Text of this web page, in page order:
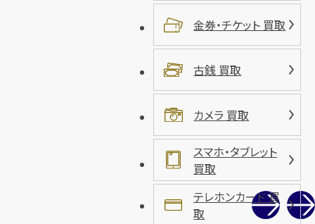
金券・チケット 買取
古銭 買取
カメラ 買取
スマホ・タブレット
買取
テレホンカード 買
取